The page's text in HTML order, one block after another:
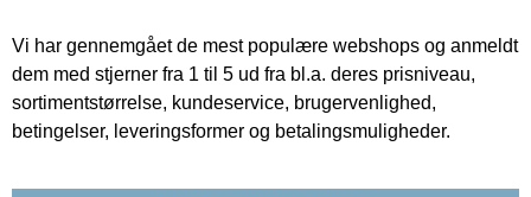
Vi har gennemgået de mest populære webshops og anmeldt
dem med stjerner fra 1 til 5 ud fra bl.a. deres prisniveau,
sortimentstørrelse, kundeservice, brugervenlighed,
betingelser, leveringsformer og betalingsmuligheder.